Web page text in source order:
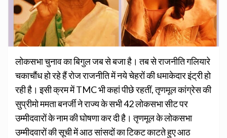
लोकसभा चुनाव का बिगुल जब से बजा है। तब से राजनीति गलियारे
चकाचौंध हो रहे हैं रोज राजनीति में नये चेहरों की धमाकेदार इंट्री हो
रही है। इसी क्रम में TMC भी कहां पीछे रहतीं, तृणमूल कांग्रेस की
सुप्रीमो ममता बनर्जी ने राज्य के सभी 42 लोकसभा सीट पर
उम्मीदवारों के नाम की घोषणा कर दी है। तृणमूल के लोकसभा
उम्मीदवारों की सूची में आठ सांसदों का टिकट काटते हुए आठ